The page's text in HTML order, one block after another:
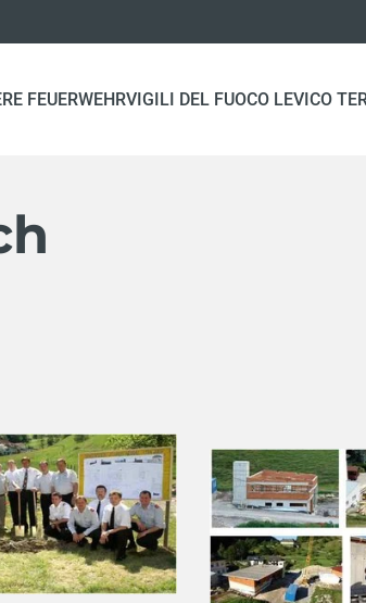
FEUERWEHRVIGILI DEL FUOCO LEVICO